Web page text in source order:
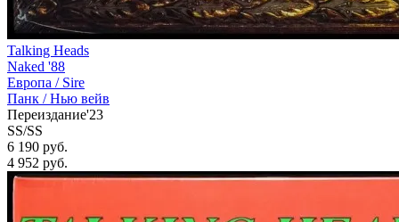
Talking Heads
Naked '88
Европа / Sire
Панк / Нью вейв
Переиздание'23
SS/SS
6 190 руб.
4 952 руб.